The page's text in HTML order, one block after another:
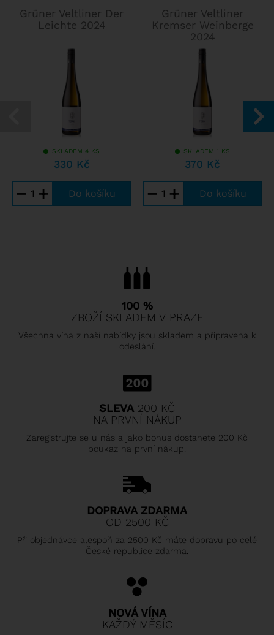
Grüner Veltliner Der
Leichte 2024
SKLADEM 4 KS
330 Kč
− +
Grüner Veltliner
Kremser Weinberge
2024
SKLADEM 1 KS
370 Kč
− +
100 %
ZBOŽÍ SKLADEM V PRAZE
Všechna vína z naší nabídky jsou skladem a připravena k
odeslání.
SLEVA 200 KČ
NA PRVNÍ NÁKUP
Zaregistrujte se u nás a jako bonus dostanete 200 Kč
poukaz na první nákup.
DOPRAVA ZDARMA
OD 2500 KČ
Při objednávce alespoň za 2500 Kč máte dopravu po celé
České republice zdarma.
NOVÁ VÍNA
KAŽDÝ MĚSÍC